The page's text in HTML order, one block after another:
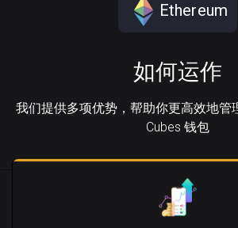
Ethereum
如何运作
我们提供多项优势，帮助你更高效地管
Cubes 钱包